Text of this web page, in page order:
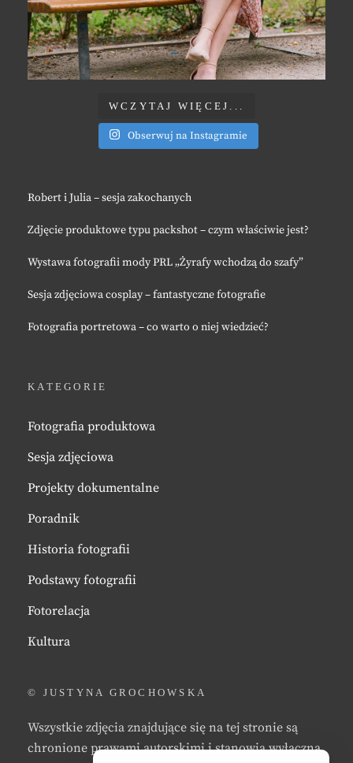
WCZYTAJ WIĘCEJ...
Obserwuj na Instagramie
Robert i Julia – sesja zakochanych
Zdjęcie produktowe typu packshot – czym właściwie jest?
Wystawa fotografii mody PRL „Żyrafy wchodzą do szafy”
Sesja zdjęciowa cosplay – fantastyczne fotografie
Fotografia portretowa – co warto o niej wiedzieć?
KATEGORIE
Fotografia produktowa
Sesja zdjęciowa
Projekty dokumentalne
Poradnik
Historia fotografii
Podstawy fotografii
Fotorelacja
Kultura
© JUSTYNA GROCHOWSKA
Wszystkie zdjęcia znajdujące się na tej stronie są
chronione prawami autorskimi i stanowią wyłączną